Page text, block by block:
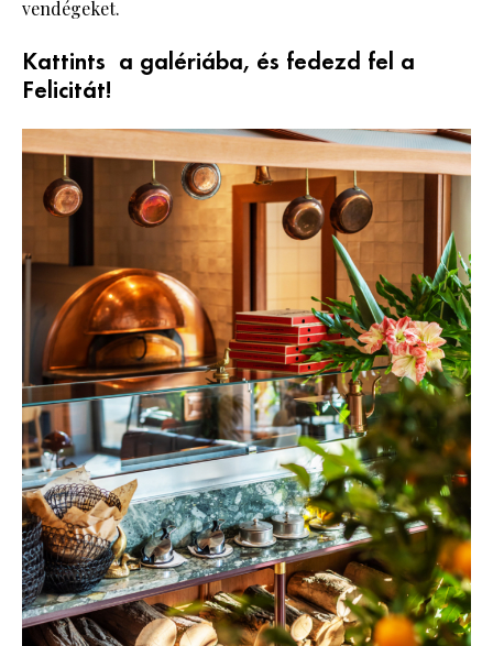
vendégeket.
Kattints a galériába, és fedezd fel a
Felicitát!